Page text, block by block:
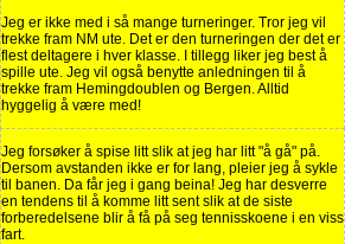
Jeg er ikke med i så mange turneringer. Tror jeg vil
trekke fram NM ute. Det er den turneringen der det er
flest deltagere i hver klasse. I tillegg liker jeg best å
spille ute. Jeg vil også benytte anledningen til å
trekke fram Hemingdoublen og Bergen. Alltid
hyggelig å være med!
Jeg forsøker å spise litt slik at jeg har litt "å gå" på.
Dersom avstanden ikke er for lang, pleier jeg å sykle
til banen. Da får jeg i gang beina! Jeg har desverre
en tendens til å komme litt sent slik at de siste
forberedelsene blir å få på seg tennisskoene i en viss
fart.